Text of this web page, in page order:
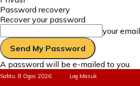
Password recovery
Recover your password
your email
A password will be e-mailed to you.
Sabtu, 8 Ogos 2026 Log Masuk